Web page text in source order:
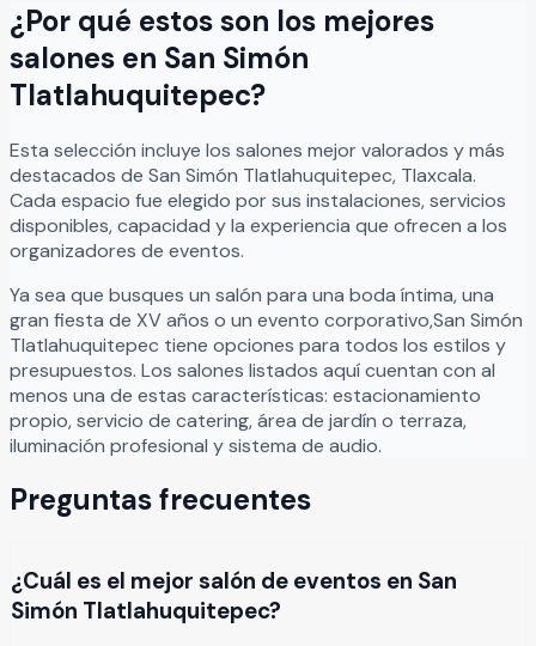
se vive como una auténtica experiencia llena de alegría,
amor y momentos memorables, en un entorno natural y
elegante diseñado para hacer realidad ese día tan
especial. Leer más
¿Por qué estos son los mejores
salones en San Simón
Tlatlahuquitepec?
Esta selección incluye los salones mejor valorados y más
destacados de San Simón Tlatlahuquitepec, Tlaxcala.
Cada espacio fue elegido por sus instalaciones, servicios
disponibles, capacidad y la experiencia que ofrecen a los
organizadores de eventos.
Ya sea que busques un salón para una boda íntima, una
gran fiesta de XV años o un evento corporativo,San Simón
Tlatlahuquitepec tiene opciones para todos los estilos y
presupuestos. Los salones listados aquí cuentan con al
menos una de estas características: estacionamiento
propio, servicio de catering, área de jardín o terraza,
iluminación profesional y sistema de audio.
Preguntas frecuentes
¿Cuál es el mejor salón de eventos en San
Simón Tlatlahuquitepec?